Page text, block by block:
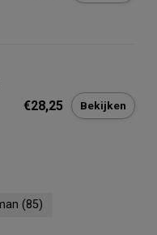
€28,25 Bekijken
(85)